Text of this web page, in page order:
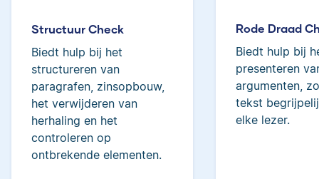
Structuur Check
Biedt hulp bij het
structureren van
paragrafen, zinsopbouw,
het verwijderen van
herhaling en het
controleren op
ontbrekende elementen.
Rode Draad
Biedt hulp bij
presenteren
argumenten,
tekst
elke lezer.
I have a bachelor's in
electrical engineering
and a master's in
psychology, and am
pursuing a PhD in
Fulbright in Peru, and
earned a master's from